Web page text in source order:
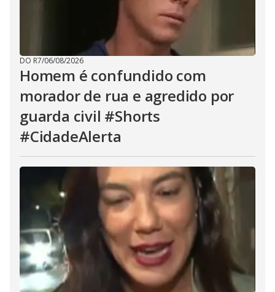
DO R7/06/08/2026
Homem é confundido com
morador de rua e agredido por
guarda civil #Shorts
#CidadeAlerta